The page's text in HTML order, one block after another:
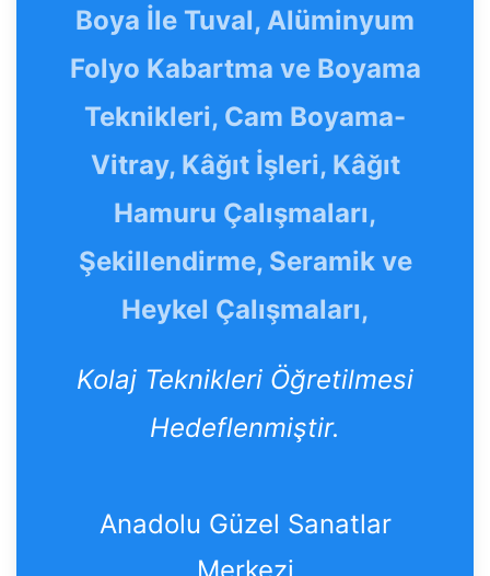
Boya İle Tuval, Alüminyum
Folyo Kabartma ve Boyama
Teknikleri, Cam Boyama-
Vitray, Kâğıt İşleri, Kâğıt
Hamuru Çalışmaları,
Şekillendirme, Seramik ve
Heykel Çalışmaları,
Kolaj Teknikleri Öğretilmesi
Hedeflenmiştir.
Anadolu Güzel Sanatlar